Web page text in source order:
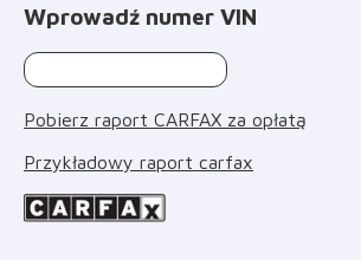
Wprowadź numer VIN
Pobierz raport CARFAX za opłatą
Przykładowy raport carfax